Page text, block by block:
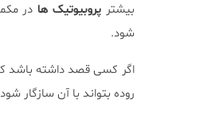
بیشتر پروبیوتیک ها در
شود.
اگر کسی قصد داشته باشد
روده بتواند با آن سازگار